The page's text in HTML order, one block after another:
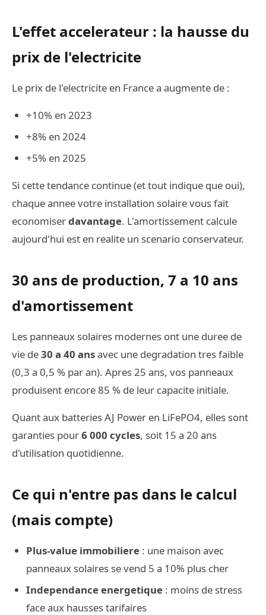
L'effet accelerateur : la hausse du
prix de l'electricite
Le prix de l'electricite en France a augmente de :
+10% en 2023
+8% en 2024
+5% en 2025
Si cette tendance continue (et tout indique que oui),
chaque annee votre installation solaire vous fait
economiserdavantage. L'amortissement calcule
aujourd'hui est en realite un scenario conservateur.
30 ans de production, 7 a 10 ans
d'amortissement
Les panneaux solaires modernes ont une duree de
vie de30 a 40 ansavec une degradation tres faible
(0,3 a 0,5 % par an). Apres 25 ans, vos panneaux
produisent encore 85 % de leur capacite initiale.
Quant aux batteries AJ Power en LiFePO4, elles sont
garanties pour6 000 cycles, soit 15 a 20 ans
d'utilisation quotidienne.
Ce qui n'entre pas dans le calcul
(mais compte)
Plus-value immobiliere : une maison avec
panneaux solaires se vend 5 a 10% plus cher
Independance energetique : moins de stress
face aux hausses tarifaires